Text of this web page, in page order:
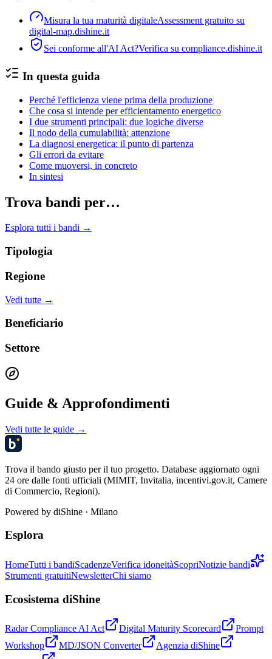
Misura la tua maturità digitaleAssessment gratuito su
digital-map.dishine.it
Sei conforme all'AI Act?Verifica su compliance.dishine.it
In questa guida
Perché l'efficienza viene prima della produzione
Che cosa si intende per efficientamento energetico
I due strumenti principali: due logiche diverse
Il nodo della cumulabilità: attenzione
La diagnosi energetica: il punto di partenza
Gli errori da evitare
Come muoversi, in concreto
In sintesi
Trova bandi per…
Esplora tutti i bandi →
Tipologia
Regione
Vedi tutte →
Beneficiario
Settore
Guide & Approfondimenti
Vedi tutte le guide →
Trova il bando giusto per il tuo progetto. Database aggiornato ogni
24 ore dalle fonti ufficiali (MIMIT, Invitalia, incentivi.gov.it, Camere
di Commercio, Regioni).
Powered by diShine · Milano
Esplora
HomeTutti i bandiScadenzeVerifica idoneitàScopriNotizie bandi
Strumenti gratuitiNewsletterChi siamo
Ecosistema diShine
Radar Compliance AI Act Digital Maturity Scorecard
Prompt
Workshop
MD/JSON Converter
Agenzia diShine